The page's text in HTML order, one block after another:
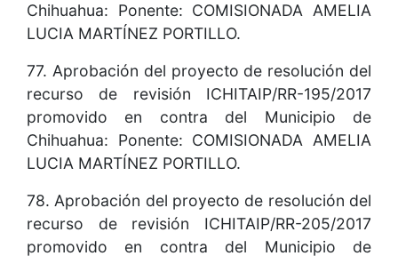
Chihuahua: Ponente: COMISIONADA AMELIA
LUCIA MARTÍNEZ PORTILLO.
77. Aprobación del proyecto de resolución del
recurso de revisión ICHITAIP/RR-195/2017
promovido en contra del Municipio de
Chihuahua: Ponente: COMISIONADA AMELIA
LUCIA MARTÍNEZ PORTILLO.
78. Aprobación del proyecto de resolución del
recurso de revisión ICHITAIP/RR-205/2017
promovido en contra del Municipio de